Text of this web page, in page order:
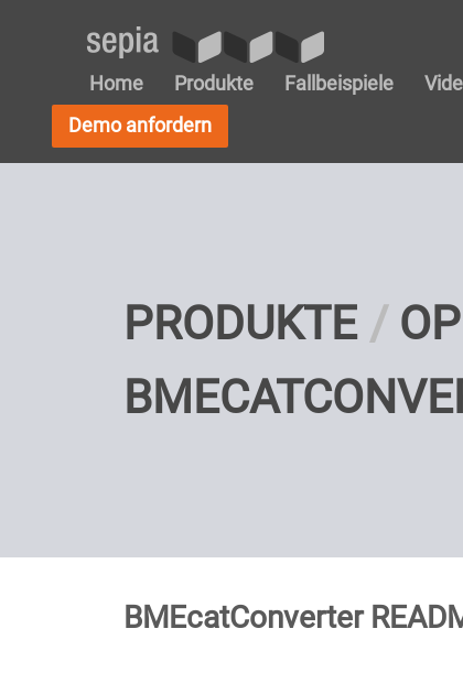
Home Produkte Fallbeispiele
Demo anfordern
PRODUKTE
BMEcatConverter